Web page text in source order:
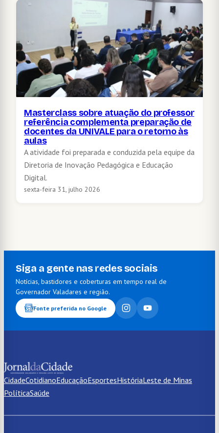
Masterclass sobre atuação do professor
referência complementa preparação de
docentes da UNIVALE para o retorno às
aulas
A atividade foi preparada e conduzida pela equipe da
Diretoria de Inovação Pedagógica e Educação
Digital.
sexta-feira 31, julho 2026
Siga a gente nas redes sociais
Notícias, bastidores e coberturas em tempo real de
Governador Valadares e região.
Fonte preferida no Google
CidadeCotidianoEducaçãoEsportesHistóriaLeste de Minas
PolíticaSaúde